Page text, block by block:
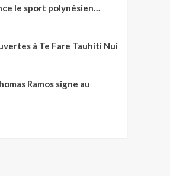
le sport polynésien…
à Te Fare Tauhiti Nui
Ramos signe au